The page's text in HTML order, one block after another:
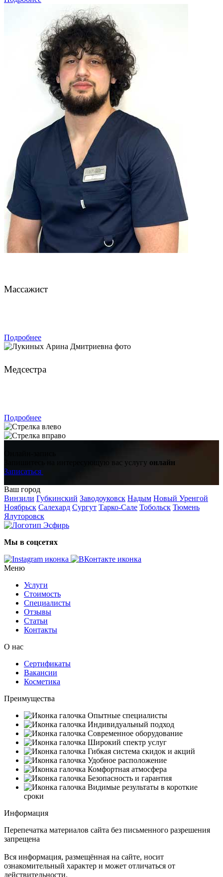
Массажист
Подробнее
Медсестра
Подробнее
Запишитесь на интересующую вас услугу онлайн
Записаться
Ваш город
Винзили Губкинский Заводоуковск Надым Новый Уренгой
Ноябрьск Салехард Сургут Тарко-Сале Тобольск Тюмень
Ялуторовск
Мы в соцсетях
Меню
Услуги
Стоимость
Специалисты
Отзывы
Статьи
Контакты
О нас
Сертификаты
Вакансии
Косметика
Преимущества
Опытные специалисты
Индивидуальный подход
Современное оборудование
Широкий спектр услуг
Гибкая система скидок и акций
Удобное расположение
Комфортная атмосфера
Безопасность и гарантия
Видимые результаты в короткие
сроки
Информация
Перепечатка материалов сайта без письменного разрешения
запрещена
Вся информация, размещённая на сайте, носит
ознакомительный характер и может отличаться от
действительности.